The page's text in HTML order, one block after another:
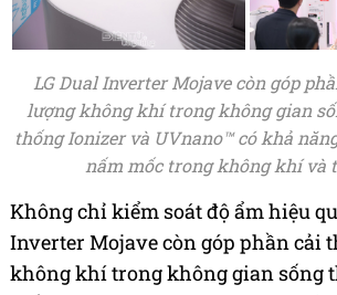
LG Dual Inverter Mojave còn góp
lượng không khí trong không gian
thống Ionizer và UVnano™ có khả
nấm mốc trong không khí và
Không chỉ kiểm soát độ ẩm hiệu
Inverter Mojave còn góp phần cải
không khí trong không gian sống